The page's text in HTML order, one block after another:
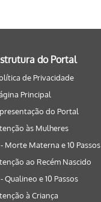
do Portal
de Privacidade
Principal
do Portal
às Mulheres
- Morte Materna e 10 Passos
ao Recém Nascido
- Qualineo e 10 Passos
à Criança